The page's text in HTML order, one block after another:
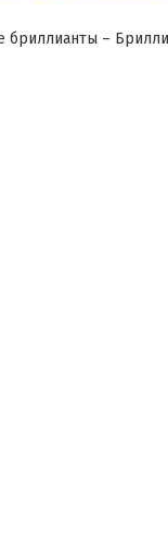
бриллианты –